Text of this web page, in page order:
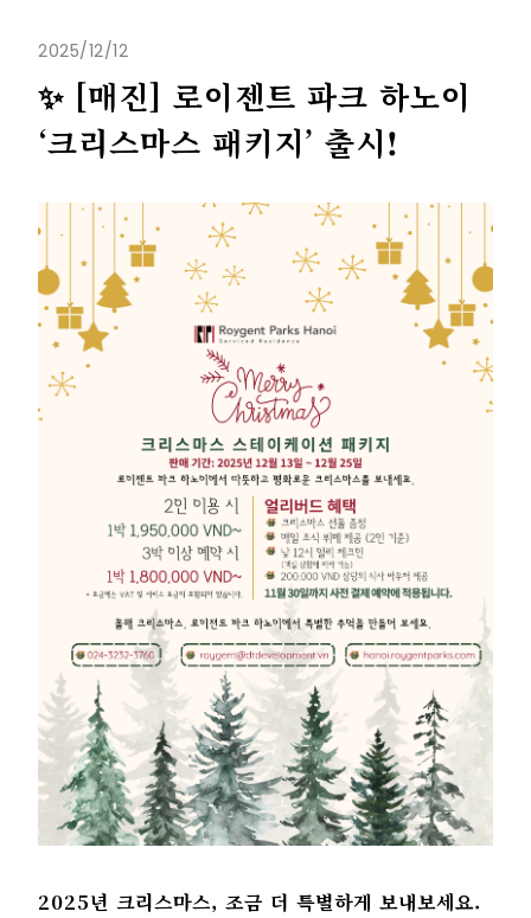
2025/12/12
✨ [매진] 로이젠트 파크 하노이
‘크리스마스 패키지’ 출시!
2025년 크리스마스, 조금 더 특별하게 보내보세요.